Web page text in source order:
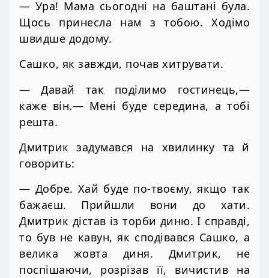
— Ура! Мама сьогодні на баштані була.
Щось принесла нам з тобою. Ходімо
швидше додому.
Сашко, як завжди, почав хитрувати.
— Давай так поділимо гостинець,—
каже він.— Мені буде середина, а тобі
решта.
Дмитрик задумався на хвилинку та й
говорить:
— Добре. Хай буде по-твоєму, якщо так
бажаєш. Прийшли вони до хати.
Дмитрик дістав із торби диню. І справді,
то був не кавун, як сподівався Сашко, а
велика жовта диня. Дмитрик, не
поспішаючи, розрізав її, вичистив на